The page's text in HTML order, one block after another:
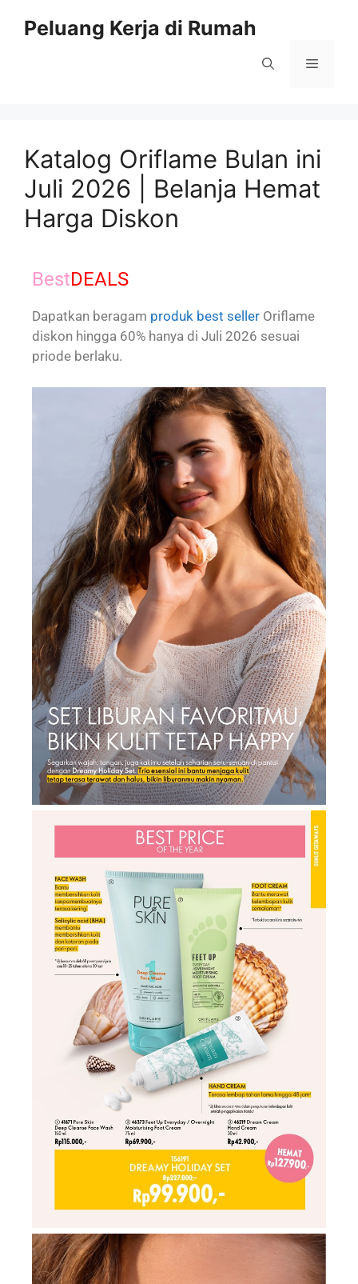
Peluang Kerja di Rumah
Katalog Oriflame Bulan ini
Juli 2026 | Belanja Hemat
Harga Diskon
BestDEALS
Dapatkan beragam produk best seller Oriflame
diskon hingga 60% hanya di Juli 2026 sesuai
priode berlaku.